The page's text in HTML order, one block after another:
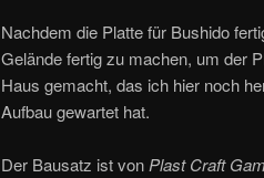
Nachdem die Platte für Bushido
Gelände fertig zu machen, um der
Haus gemacht, das ich hier noch
Aufbau gewartet hat.
Der Bausatz ist vonPlast Craft